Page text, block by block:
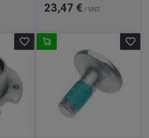
Kaina
23,47 € / VNT
favorite_border favorite_border